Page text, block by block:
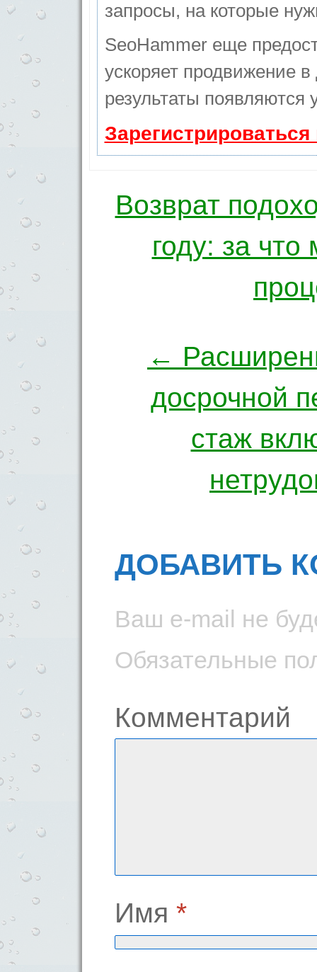
запросы, на которые
SeoHammer еще
ускоряет продвижение
результаты
Навигация по
Возврат
году: за
←
досрочной
стаж
ДОБАВИТЬ
Ваш e-mail не
Обязательные
Комментарий
Имя *